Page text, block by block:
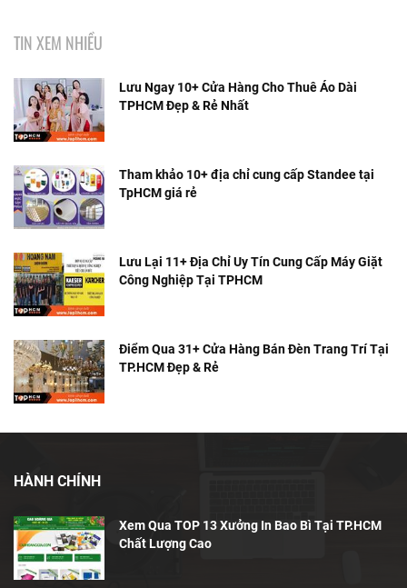
TIN XEM NHIỀU
Lưu Ngay 10+ Cửa Hàng Cho Thuê Áo Dài
TPHCM Đẹp & Rẻ Nhất
Tham khảo 10+ địa chỉ cung cấp Standee tại
TpHCM giá rẻ
Lưu Lại 11+ Địa Chỉ Uy Tín Cung Cấp Máy Giặt
Công Nghiệp Tại TPHCM
Điểm Qua 31+ Cửa Hàng Bán Đèn Trang Trí Tại
TP.HCM Đẹp & Rẻ
HÀNH CHÍNH
Xem Qua TOP 13 Xưởng In Bao Bì Tại TP.HCM
Chất Lượng Cao